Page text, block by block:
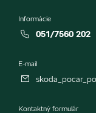
Informácie
051/7560 202
E-mail
Kontaktný formulár